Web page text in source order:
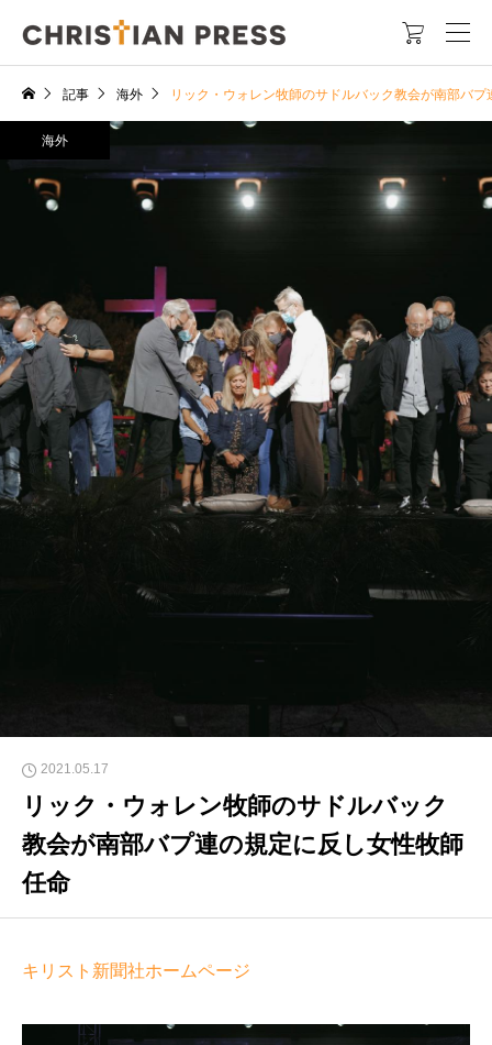

記事 海外 リック・ウォレン牧師のサドルバック教会が南部バ
海外
2021.05.17
リック・ウォレン牧師のサドルバック
教会が南部バプ連の規定に反し女性牧師
任命
キリスト新聞社ホームページ